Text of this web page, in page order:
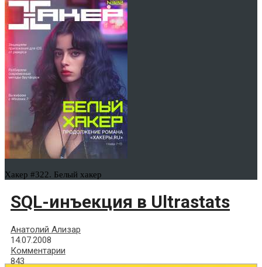
Хакер #322. Белый хакер
SQL-инъекция в Ultrastats
Анатолий Ализар
14.07.2008
Комментарии
843